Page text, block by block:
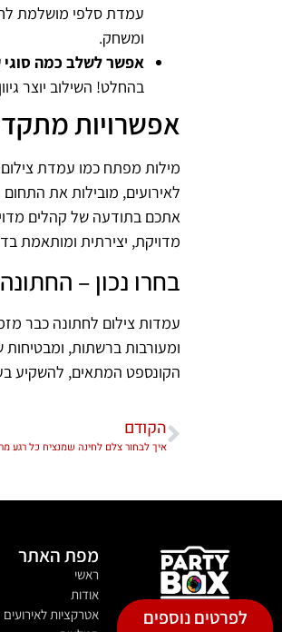
עמדת סלפי מושלמת
ומשחק.
אפשר לשלב כמה סוגי
בהחלט! השילוב יוצר
אפשרויות
מילות מפתח כמו עמדת
לאירועים, מובילות את
אתכם בתודעה של קהלים
מדויקת, יצירתית ומותאמת
בחרו נכון –
עמדות צילום לחתונה כבר
ומעורבות ברשתות,
הקונספט המתאים, להשקיע
הקודם
איך לבחור צלם לחינה שמנציח כל רגע
לפרטים נוספים
מפת האתר
ראשי
אודות
אטרקציות לאירועים